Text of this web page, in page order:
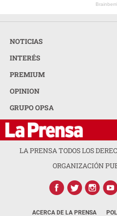
NOTICIAS
INTERÉS
PREMIUM
OPINION
GRUPO OPSA
LA PRENSA TODOS LOS
ORGANIZACIÓN
ACERCA DE LA PRENSA